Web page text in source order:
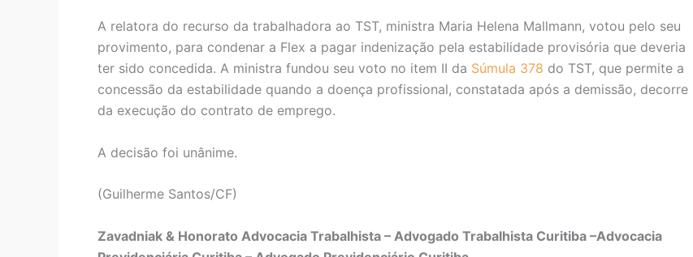
A relatora do recurso da trabalhadora ao TST, ministra Maria Helena Mallmann, votou pelo seu
provimento, para condenar a Flex a pagar indenização pela estabilidade provisória que deveria
ter sido concedida. A ministra fundou seu voto no item II da Súmula 378 do TST, que permite a
concessão da estabilidade quando a doença profissional, constatada após a demissão, decorre
da execução do contrato de emprego.
A decisão foi unânime.
(Guilherme Santos/CF)
Zavadniak & Honorato Advocacia Trabalhista – Advogado Trabalhista Curitiba –Advocacia